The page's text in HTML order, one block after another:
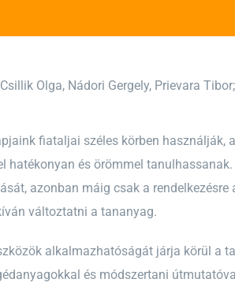
Olga, Nádori Gergely, Prievara
fiataljai széles körben
hatékonyan és örömmel
azonban máig csak a
változtatni a tananyag.
alkalmazhatóságát járja körül a
és módszertani